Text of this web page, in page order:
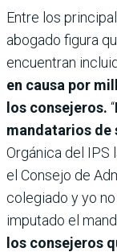
Entre los
abogado figura
encuentran
en causa por
los consejeros. “
mandatarios de
Orgánica del IPS
el Consejo de
colegiado y yo
imputado el
los consejeros